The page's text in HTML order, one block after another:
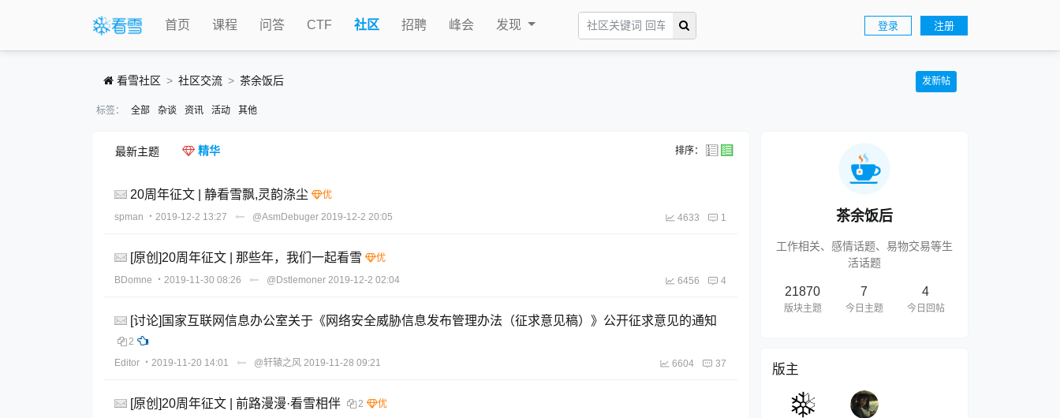
首页 课程 问答 CTF 社区 招聘 峰会 发现 登录 注册
看雪社区 社区交流 茶余饭后 发新帖
标签： 全部 杂谈 资讯 活动 其他
最新主题 精华 排序：
20周年征文 | 静看雪飘,灵韵涤尘
spman ・2019-12-2 13:27 @AsmDebuger 2019-12-2 20:05 4633 1
[原创]20周年征文 | 那些年，我们一起看雪
BDomne ・2019-11-30 08:26 @Dstlemoner 2019-12-2 02:04 6456 4
[讨论]国家互联网信息办公室关于《网络安全威胁信息发布管理办法（征求意见稿）》公开征求意见的通知
2
Editor ・2019-11-20 14:01 @轩辕之风 2019-11-28 09:21 6604 37
[原创]20周年征文 | 前路漫漫·看雪相伴
2
茶余饭后
工作相关、感情话题、易物交易等生
活话题
21870
版块主题
7
今日主题
4
今日回帖
版主